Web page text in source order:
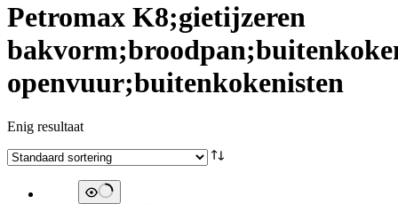
Petromax K8;gietijzeren
openvuur;buitenkokenisten
Enig resultaat